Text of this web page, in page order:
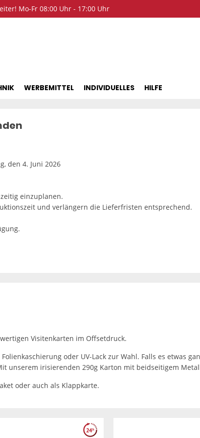
Mo-Fr 08:00 Uhr - 17:00 Uhr
WERBEMITTEL INDIVIDUELLES HILFE
den 4. Juni 2026
einzuplanen.
und verlängern die Lieferfristen entsprechend.
Visitenkarten im Offsetdruck.
oder UV-Lack zur Wahl. Falls es etwas
unserem irisierenden 290g Karton mit beidseitigem
oder auch als Klappkarte.